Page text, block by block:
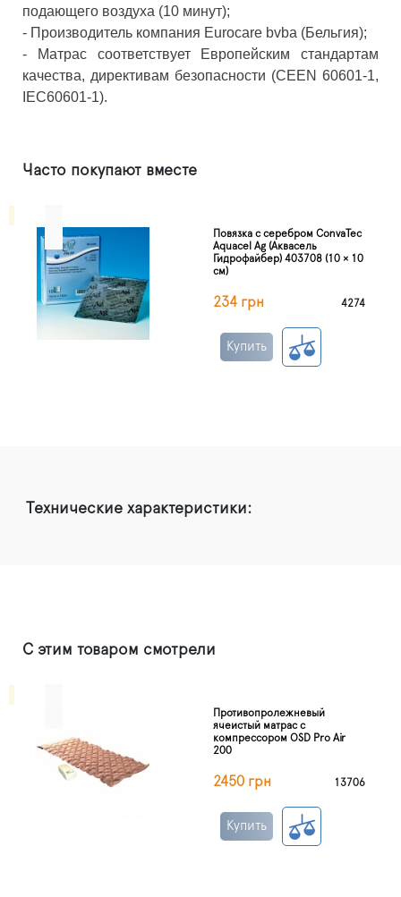
подающего воздуха (10 минут);
- Производитель компания Eurocare bvba (Бельгия);
- Матрас соответствует Европейским стандартам
качества, директивам безопасности (CEEN 60601-1,
IEC60601-1).
Часто покупают вместе
Повязка с серебром ConvaTec
Aquacel Ag (Аквасель
Гидрофайбер) 403708 (10 × 10
см)
234 грн 4274
Купить
Технические характеристики:
С этим товаром смотрели
Противопролежневый
ячеистый матрас с
компрессором OSD Pro Air
200
2450 грн 13706
Купить